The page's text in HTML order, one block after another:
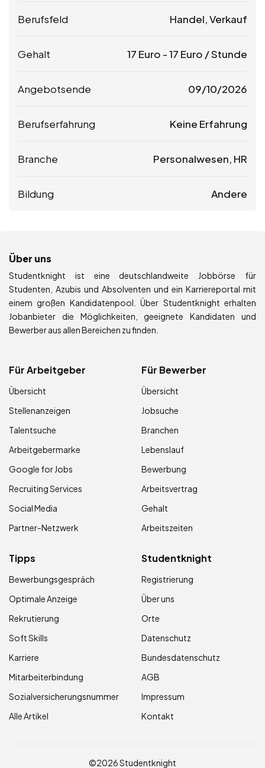
Berufsfeld Handel, Verkauf
Gehalt 17 Euro -17 Euro / Stunde
Angebotsende 09/10/2026
Berufserfahrung Keine Erfahrung
Branche Personalwesen, HR
Bildung Andere
Über uns
Studentknight ist eine deutschlandweite Jobbörse für
Studenten, Azubis und Absolventen und ein Karriereportal mit
einem großen Kandidatenpool. Über Studentknight erhalten
Jobanbieter die Möglichkeiten, geeignete Kandidaten und
Bewerber aus allen Bereichen zu finden.
Für Arbeitgeber
Übersicht
Stellenanzeigen
Talentsuche
Arbeitgebermarke
Google for Jobs
Recruiting Services
Social Media
Partner-Netzwerk
Für Bewerber
Übersicht
Jobsuche
Branchen
Lebenslauf
Bewerbung
Arbeitsvertrag
Gehalt
Arbeitszeiten
Tipps
Bewerbungsgespräch
Optimale Anzeige
Rekrutierung
Soft Skills
Karriere
Mitarbeiterbindung
Sozialversicherungsnummer
Alle Artikel
Studentknight
Registrierung
Über uns
Orte
Datenschutz
Bundesdatenschutz
AGB
Impressum
Kontakt
©2026 Studentknight